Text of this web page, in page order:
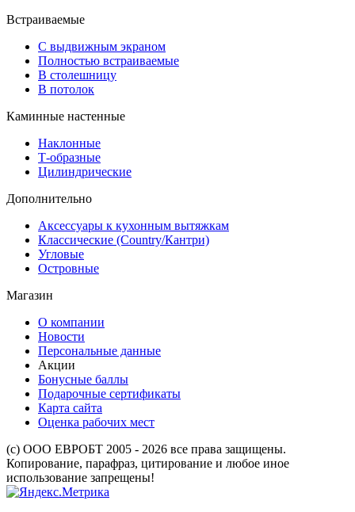
Встраиваемые
С выдвижным экраном
Полностью встраиваемые
В столешницу
В потолок
Каминные настенные
Наклонные
Т-образные
Цилиндрические
Дополнительно
Аксессуары к кухонным вытяжкам
Классические (Country/Кантри)
Угловые
Островные
Магазин
О компании
Новости
Персональные данные
Акции
Бонусные баллы
Подарочные сертификаты
Карта сайта
Оценка рабочих мест
(с) ООО ЕВРОБТ 2005 - 2026 все права защищены.
Копирование, парафраз, цитирование и любое иное
использование запрещены!